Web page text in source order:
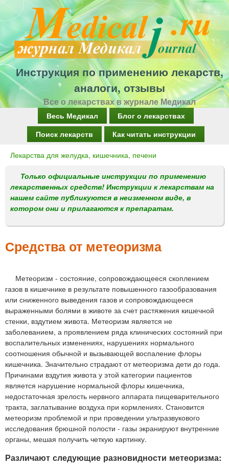
Перейти
к
основному
содержанию
Инструкция по применению лекарств,
аналоги, отзывы
Все о лекарствах в журнале Медикал
о
е
м
е
Весь Медикал
Блог о лекарствах
Поиск лекарств
Как читать инструкции
Вы
здесь
Лекарства для желудка, кишечника, печени
Только официальные инструкции по применению
лекарственных средств! Инструкции к лекарствам на
нашем сайте публикуются в неизменном виде, в
котором они и прилагаются к препаратам.
Средства от метеоризма
Метеоризм - состояние, сопровождающееся скоплением
газов в кишечнике в результате повышенного газообразования
или сниженного выведения газов и сопровождающееся
выраженными болями в животе за счет растяжения кишечной
стенки, вздутием живота. Метеоризм является не
заболеванием, а проявлением ряда клинических состояний при
воспалительных изменениях, нарушениях нормального
соотношения обычной и вызывающей воспаление флоры
кишечника. Значительно страдают от метеоризма дети до года.
Причинами вздутия живота у этой категории пациентов
является нарушение нормальной флоры кишечника,
недостаточная зрелость нервного аппарата пищеварительного
тракта, заглатывание воздуха при кормлениях. Становится
метеоризм проблемой и при проведении ультразвукового
исследования брюшной полости - газы экранируют внутренние
органы, мешая получить четкую картинку.
Различают следующие разновидности метеоризма: